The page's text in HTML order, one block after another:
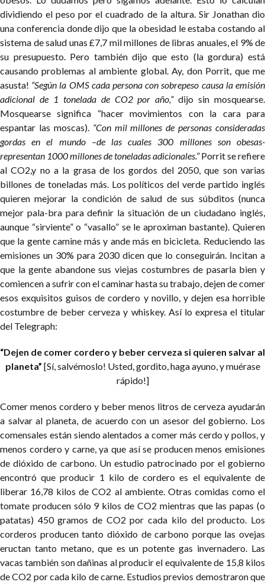
dividiendo el peso por el cuadrado de la altura. Sir Jonathan dio
una conferencia donde dijo que la obesidad le estaba costando al
sistema de salud unas £7,7 mil millones de libras anuales, el 9% de
su presupuesto. Pero también dijo que esto (la gordura) está
causando problemas al ambiente global. Ay, don Porrit, que me
asusta! “Según la OMS cada persona con sobrepeso causa la emisión
adicional de 1 tonelada de CO2 por año,”dijo sin mosquearse.
Mosquearse significa “hacer movimientos con la cara para
espantar las moscas). “Con mil millones de personas consideradas
gordas en el mundo –de las cuales 300 millones son obesas-
representan 1000 millones de toneladas adicionales.”Porrit se refiere
al CO2,y no a la grasa de los gordos del 2050, que son varias
billones de toneladas más. Los políticos del verde partido inglés
quieren mejorar la condición de salud de sus súbditos (nunca
mejor pala-bra para definir la situación de un ciudadano inglés,
aunque “sirviente” o “vasallo” se le aproximan bastante). Quieren
que la gente camine más y ande más en bicicleta. Reduciendo las
emisiones un 30% para 2030 dicen que lo conseguirán. Incitan a
que la gente abandone sus viejas costumbres de pasarla bien y
comiencen a sufrir con el caminar hasta su trabajo, dejen de comer
esos exquisitos guisos de cordero y novillo, y dejen esa horrible
costumbre de beber cerveza y whiskey. Así lo expresa el titular
del Telegraph:
“Dejen de comer cordero y beber cerveza si quieren salvar al
planeta” [Sí, salvémoslo! Usted, gordito, haga ayuno, y muérase
rápido!]
Comer menos cordero y beber menos litros de cerveza ayudarán
a salvar al planeta, de acuerdo con un asesor del gobierno. Los
comensales están siendo alentados a comer más cerdo y pollos, y
menos cordero y carne, ya que así se producen menos emisiones
de dióxido de carbono. Un estudio patrocinado por el gobierno
encontró que producir 1 kilo de cordero es el equivalente de
liberar 16,78 kilos de CO2 al ambiente. Otras comidas como el
tomate producen sólo 9 kilos de CO2 mientras que las papas (o
patatas) 450 gramos de CO2 por cada kilo del producto. Los
corderos producen tanto dióxido de carbono porque las ovejas
eructan tanto metano, que es un potente gas invernadero. Las
vacas también son dañinas al producir el equivalente de 15,8 kilos
de CO2 por cada kilo de carne. Estudios previos demostraron que